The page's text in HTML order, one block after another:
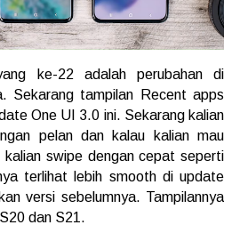
ke-22 adalah perubahan di
Sekarang tampilan Recent apps
One UI 3.0 ini. Sekarang kalian
pelan dan kalau kalian mau
swipe dengan cepat seperti
terlihat lebih smooth di update
versi sebelumnya. Tampilannya
dan S21.